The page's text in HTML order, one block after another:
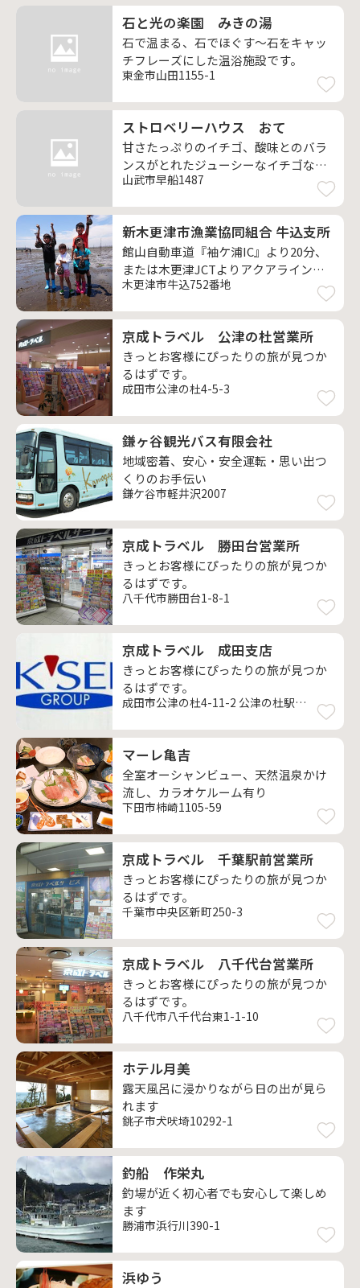
石と光の楽園 みきの湯
石で温まる、石でほぐす～石をキャッ
チフレーズにした温浴施設です。
東金市山田1155-1
ストロベリーハウス おて
甘さたっぷりのイチゴ、酸味とのバラ
ンスがとれたジューシーなイチゴな
ど、様々なイチゴを食べ比べて！
山武市早船1487
新木更津市漁業協同組合 牛込支所
館山自動車道『袖ケ浦IC』より20分、
または木更津JCTよりアクアライン道
路経由『木更津金田IC』より5分
木更津市牛込752番地
京成トラベル 公津の杜営業所
きっとお客様にぴったりの旅が見つか
るはずです。
成田市公津の杜4-5-3
鎌ヶ谷観光バス有限会社
地域密着、安心・安全運転・思い出つ
くりのお手伝い
鎌ケ谷市軽井沢2007
京成トラベル 勝田台営業所
きっとお客様にぴったりの旅が見つか
るはずです。
八千代市勝田台1-8-1
京成トラベル 成田支店
きっとお客様にぴったりの旅が見つか
るはずです。
成田市公津の杜4-11-2 公津の杜駅ビル2F
マーレ亀吉
全室オーシャンビュー、天然温泉かけ
流し、カラオケルーム有り
下田市柿崎1105-59
京成トラベル 千葉駅前営業所
きっとお客様にぴったりの旅が見つか
るはずです。
千葉市中央区新町250-3
京成トラベル 八千代台営業所
きっとお客様にぴったりの旅が見つか
るはずです。
八千代市八千代台東1-1-10
ホテル月美
露天風呂に浸かりながら日の出が見ら
れます
銚子市犬吠埼10292-1
釣船 作栄丸
釣場が近く初心者でも安心して楽しめ
ます
勝浦市浜行川390-1
浜ゆう